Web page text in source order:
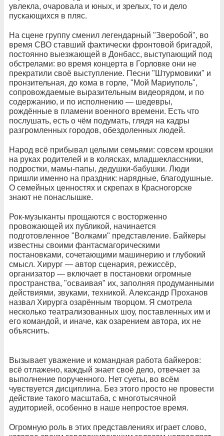
увлекла, очаровала и юных, и зрелых, то и дело
пускающихся в пляс.
На сцене группу сменил легендарный "Зверобой", во
время СВО ставший фактически фронтовой бригадой,
постоянно выезжающей в Донбасс, выступающий под
обстрелами: во время концерта в Горловке они не
прекратили своё выступление. Песни "Штурмовики" и
пронзительная, до кома в горле, "Мой Мариуполь",
сопровождаемые выразительным видеорядом, и по
содержанию, и по исполнению — шедевры,
рождённые в пламени военного времени. Есть что
послушать, есть о чём подумать, глядя на кадры
разгромленных городов, обездоленных людей.
Народ всё прибывал целыми семьями: совсем крошки
на руках родителей и в колясках, младшеклассники,
подростки, мамы-папы, дедушки-бабушки. Люди
пришли именно на праздник: нарядные, благодушные.
О семейных ценностях и скрепах в Красногорске
знают не понаслышке.
Рок-музыканты прощаются с восторженно
провожающей их публикой, начинается
подготовленное "Волками" представление. Байкеры
известны своими фантасмагорическими
постановками, сочетающими машинерию и глубокий
смысл. Хирург — автор сценария, режиссёр,
организатор — включает в постановки огромные
пространства, "осваивая" их, заполняя продуманными
действиями, звуками, техникой. Александр Проханов
назвал Хирурга озарённым творцом. Я смотрела
несколько театрализованных шоу, поставленных им и
его командой, и иначе, как озарением автора, их не
объяснить.
Вызывает уважение и командная работа байкеров:
всё отлажено, каждый знает своё дело, отвечает за
выполнение порученного. Нет суеты, во всём
чувствуется дисциплина. Без этого просто не провести
действие такого масштаба, с многотысячной
аудиторией, особенно в наше непростое время.
Огромную роль в этих представлениях играет слово,